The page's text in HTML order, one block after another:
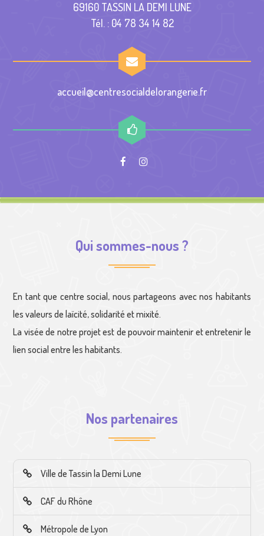
69160 TASSIN LA DEMI LUNE
Tél. : 04 78 34 14 82
accueil@centresocialdelorangerie.fr
Qui sommes-nous ?
En tant que centre social, nous partageons avec nos habitants
les valeurs de laïcité, solidarité et mixité.
La visée de notre projet est de pouvoir maintenir et entretenir le
lien social entre les habitants.
Nos partenaires
Ville de Tassin la Demi Lune
CAF du Rhône
Métropole de Lyon